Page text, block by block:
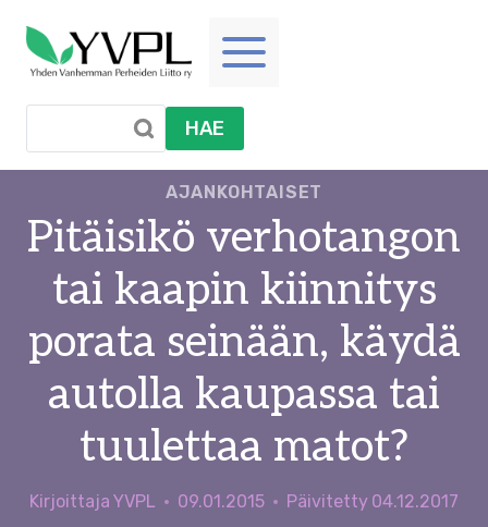
sisältöön
HAE
AJANKOHTAISET
Pitäisikö verhotangon
tai kaapin kiinnitys
porata seinään, käydä
autolla kaupassa tai
tuulettaa matot?
Kirjoittaja YVPL 09.01.2015 Päivitetty 04.12.2017